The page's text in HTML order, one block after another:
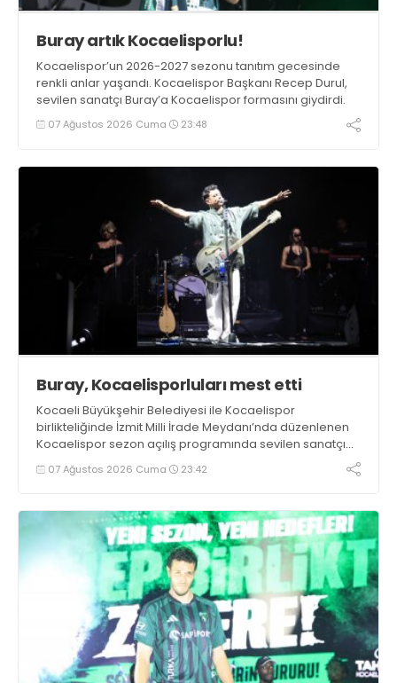
Buray artık Kocaelisporlu!
Kocaelispor’un 2026-2027 sezonu tanıtım gecesinde
renkli anlar yaşandı. Kocaelispor Başkanı Recep Durul,
sevilen sanatçı Buray’a Kocaelispor formasını giydirdi.
07 Ağustos 2026 Cuma 23:48
Buray, Kocaelisporluları mest etti
Kocaeli Büyükşehir Belediyesi ile Kocaelispor
birlikteliğinde İzmit Milli İrade Meydanı’nda düzenlenen
Kocaelispor sezon açılış programında sevilen sanatçı
Buray, verdiği konserle meydanı inletti.
07 Ağustos 2026 Cuma 23:42